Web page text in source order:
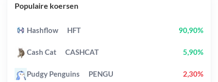
Populaire koersen
Hashflow HFT 90,90%
Cash Cat CASHCAT 5,90%
Pudgy Penguins PENGU 2,30%